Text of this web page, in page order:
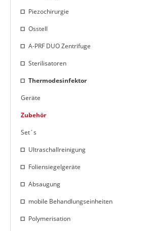
Piezochirurgie
Osstell
A-PRF DUO Zentrifuge
Sterilisatoren
Thermodesinfektor
Geräte
Zubehör
Set´s
Ultraschallreinigung
Foliensiegelgeräte
Absaugung
mobile Behandlungseinheiten
Polymerisation